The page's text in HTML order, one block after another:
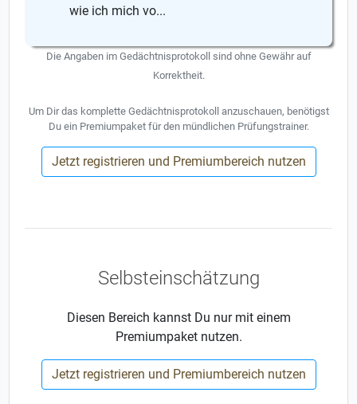
wie ich mich vo...
Die Angaben im Gedächtnisprotokoll sind ohne Gewähr auf
Korrektheit.
Um Dir das komplette Gedächtnisprotokoll anzuschauen, benötigst
Du ein Premiumpaket für den mündlichen Prüfungstrainer.
Jetzt registrieren und Premiumbereich nutzen
Selbsteinschätzung
Diesen Bereich kannst Du nur mit einem
Premiumpaket nutzen.
Jetzt registrieren und Premiumbereich nutzen